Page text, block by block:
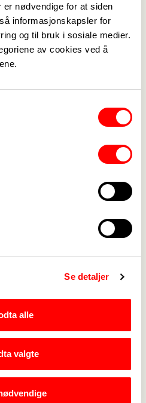
nødvendige for at siden
informasjonskapsler for
og til bruk i sosiale medier.
av cookies ved å
Se detaljer
alle
valgte
(Foto: Inge Skrede)
Erga, Margunn Mørkve og